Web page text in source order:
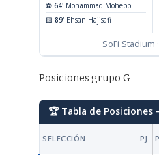
⚽ 64'Mohammad Mohebbi
🟨 89'Ehsan Hajisafi
SoFi Stadium
Posiciones grupo G
🏆 Tabla de Posiciones
SELECCIÓN PJ